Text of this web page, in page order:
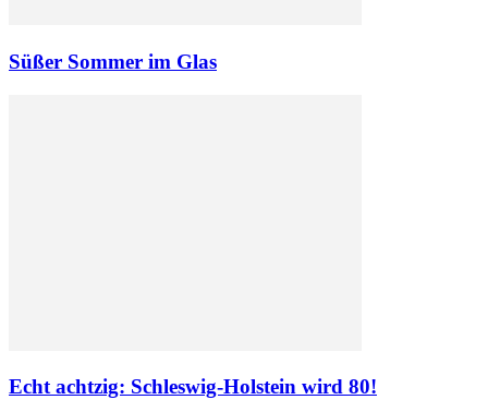
Süßer Sommer im Glas
Echt achtzig: Schleswig-Holstein wird 80!